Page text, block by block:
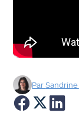
Faits
Sports
ParSandrine